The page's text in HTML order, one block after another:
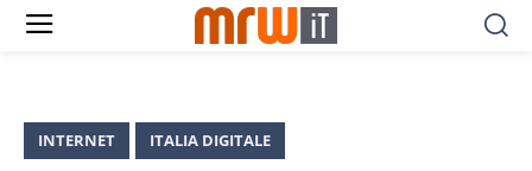
INTERNET ITALIA DIGITALE